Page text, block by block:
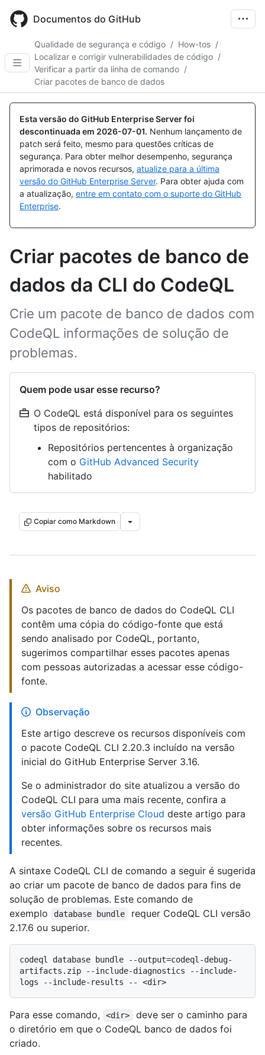
main
Documentos do GitHub
Qualidade de segurança e código / How-tos /
Localizar e corrigir vulnerabilidades de código /
Verificar a partir da linha de comando /
Criar pacotes de banco de dados
Esta versão do GitHub Enterprise Server foi
descontinuada em 2026-07-01. Nenhum lançamento de
patch será feito, mesmo para questões críticas de
segurança. Para obter melhor desempenho, segurança
aprimorada e novos recursos, atualize para a última
versão do GitHub Enterprise Server. Para obter ajuda com
a atualização, entre em contato com o suporte do GitHub
Enterprise.
Criar pacotes de banco de
dados da CLI do CodeQL
Crie um pacote de banco de dados com
CodeQL informações de solução de
problemas.
Quem pode usar esse recurso?
O CodeQL está disponível para os seguintes
tipos de repositórios:
Repositórios pertencentes à organização
com o GitHub Advanced Security
habilitado
Copiar como Markdown
Aviso
Os pacotes de banco de dados do CodeQL CLI
contêm uma cópia do código-fonte que está
sendo analisado por CodeQL, portanto,
sugerimos compartilhar esses pacotes apenas
com pessoas autorizadas a acessar esse código-
fonte.
Observação
Este artigo descreve os recursos disponíveis com
o pacote CodeQL CLI 2.20.3 incluído na versão
inicial do GitHub Enterprise Server 3.16.
Se o administrador do site atualizou a versão do
CodeQL CLI para uma mais recente, confira a
versão GitHub Enterprise Cloud deste artigo para
obter informações sobre os recursos mais
recentes.
A sintaxe CodeQL CLI de comando a seguir é sugerida
ao criar um pacote de banco de dados para fins de
solução de problemas. Este comando de
exemplo
database bundle
requer CodeQL CLI versão
2.17.6 ou superior.
codeql database bundle --output=codeql-debug-
artifacts.zip --include-diagnostics --include-
Para esse comando, <dir>
deve ser o caminho para
o diretório em que o CodeQL banco de dados foi
criado.